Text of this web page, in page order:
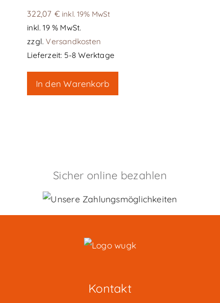
322,07 € inkl. 19% MwSt
inkl. 19 % MwSt.
zzgl.Versandkosten
Lieferzeit: 5-8 Werktage
In den Warenkorb
Sicher online bezahlen
Kontakt